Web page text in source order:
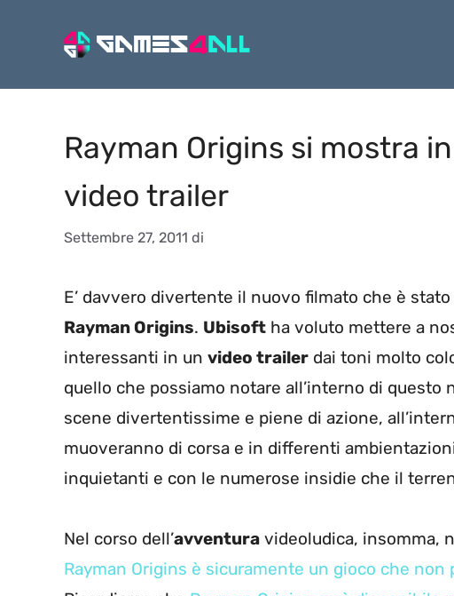
Rayman Origins si mostra
video trailer
Settembre 27, 2011 di
E’ davvero divertente il nuovo filmato che è
Rayman Origins. Ubisoft ha voluto mettere a
interessanti in un video trailer dai toni molto
quello che possiamo notare all’interno di questo
scene divertentissime e piene di azione,
muoveranno di corsa e in differenti
inquietanti e con le numerose insidie che il
Nel corso dell’avventura videoludica, insomma,
Rayman Origins è sicuramente un gioco che non